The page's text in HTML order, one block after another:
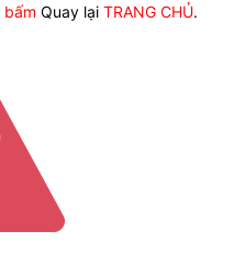
bấm Quay lại TRANG CHỦ.